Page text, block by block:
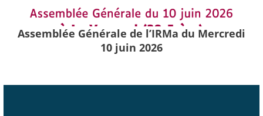
Assemblée Générale de l’IRMa du Mercredi
10 juin 2026